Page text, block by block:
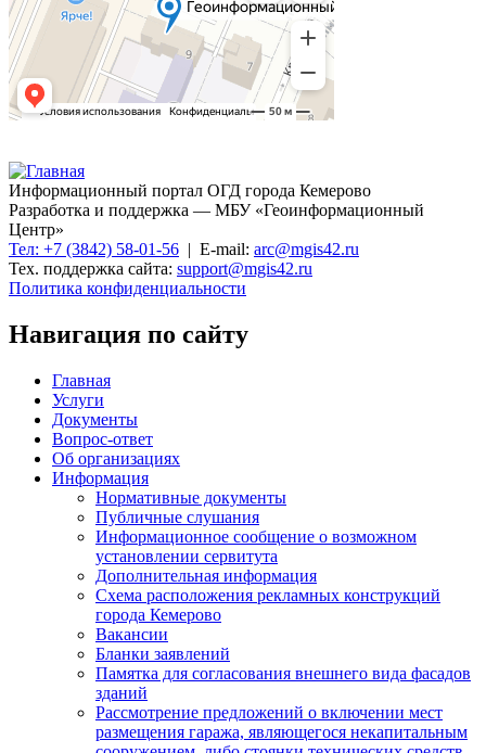
Информационный портал ОГД города Кемерово
Разработка и поддержка — МБУ «Геоинформационный
Центр»
Тел: +7 (3842) 58-01-56 | E-mail: arc@mgis42.ru
Тех. поддержка сайта: support@mgis42.ru
Политика конфиденциальности
Навигация по сайту
Главная
Услуги
Документы
Вопрос-ответ
Об организациях
Информация
Нормативные документы
Публичные слушания
Информационное сообщение о возможном
установлении сервитута
Дополнительная информация
Схема расположения рекламных конструкций
города Кемерово
Вакансии
Бланки заявлений
Памятка для согласования внешнего вида фасадов
зданий
Рассмотрение предложений о включении мест
размещения гаража, являющегося некапитальным